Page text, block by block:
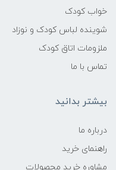
خواب کودک
شوینده لباس کودک و نوزاد
ملزومات اتاق کودک
تماس با ما
بیشتر بدانید
درباره ما
راهنمای خرید
مشاوره خرید محصولات